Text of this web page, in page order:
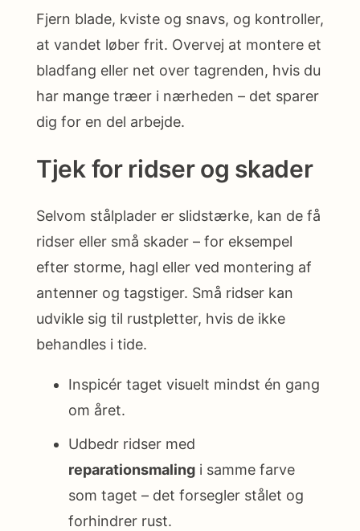
Fjern blade, kviste og snavs, og kontroller,
at vandet løber frit. Overvej at montere et
bladfang eller net over tagrenden, hvis du
har mange træer i nærheden – det sparer
dig for en del arbejde.
Tjek for ridser og skader
Selvom stålplader er slidstærke, kan de få
ridser eller små skader – for eksempel
efter storme, hagl eller ved montering af
antenner og tagstiger. Små ridser kan
udvikle sig til rustpletter, hvis de ikke
behandles i tide.
Inspicér taget visuelt mindst én gang
om året.
Udbedr ridser med
reparationsmaling i samme farve
som taget – det forsegler stålet og
forhindrer rust.